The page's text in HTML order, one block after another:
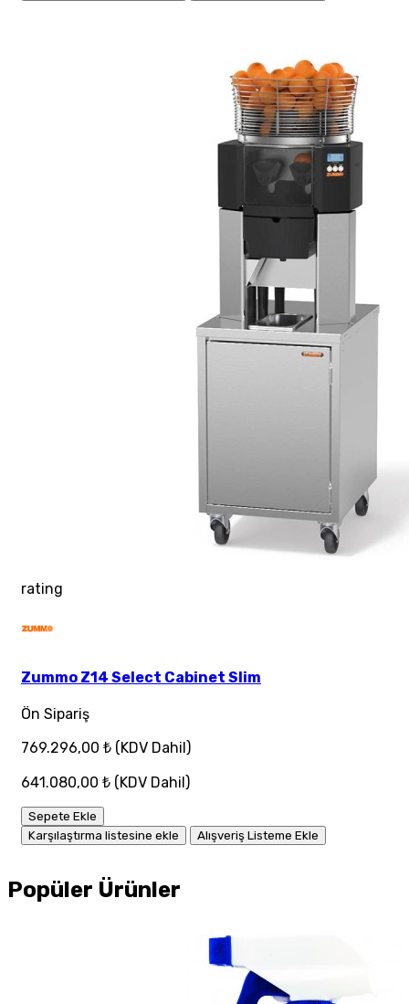
rating
Zummo Z14 Select Cabinet Slim
Ön Sipariş
769.296,00 ₺ (KDV Dahil)
641.080,00 ₺ (KDV Dahil)
Sepete Ekle
Karşılaştırma listesine ekle
Alışveriş Listeme Ekle
Popüler Ürünler